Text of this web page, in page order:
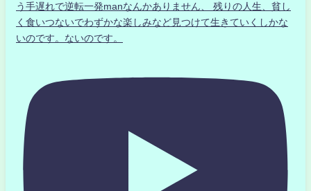
う手遅れで逆転一発manなんかありません、 残りの人生、貧し
く食いつないでわずかな楽しみなど見つけて生きていくしかな
いのです。ないのです。